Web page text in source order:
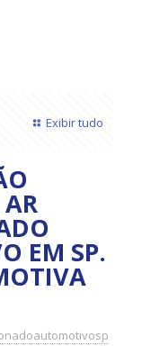
Exibir tudo
EM SP.